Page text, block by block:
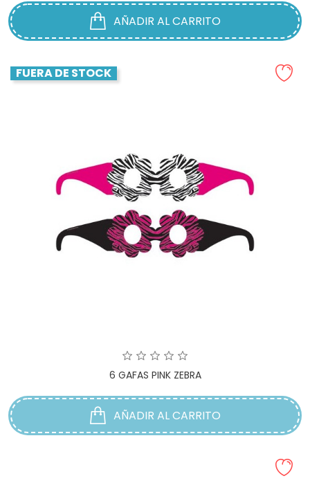
AÑADIR AL CARRITO
FUERA DE STOCK
6 GAFAS PINK ZEBRA
AÑADIR AL CARRITO